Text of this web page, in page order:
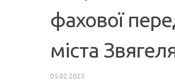
фахової
міста
05.02.2025